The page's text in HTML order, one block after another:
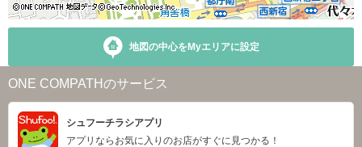
地図の中心をMyエリアに設定
ONE COMPATHのサービス
シュフーチラシアプリ
アプリならお気に入りのお店がすぐに見つかる！